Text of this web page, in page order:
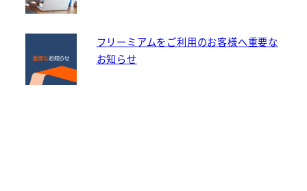
フリーミアムをご利用のお客様へ重要な
お知らせ